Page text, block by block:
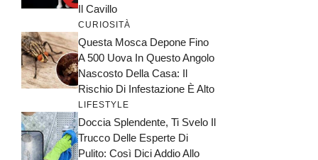
Il Cavillo
CURIOSITÀ
Questa Mosca Depone Fino
A 500 Uova In Questo Angolo
Nascosto Della Casa: Il
Rischio Di Infestazione È Alto
LIFESTYLE
Doccia Splendente, Ti Svelo Il
Trucco Delle Esperte Di
Pulito: Così Dici Addio Allo